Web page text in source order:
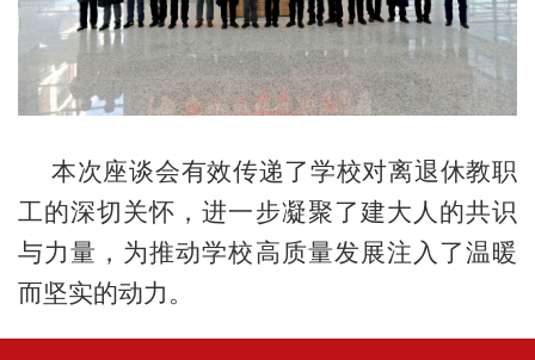
本次座谈会有效传递了学校对离退休教职
工的深切关怀，进一步凝聚了建大人的共识
与力量，为推动学校高质量发展注入了温暖
而坚实的动力。